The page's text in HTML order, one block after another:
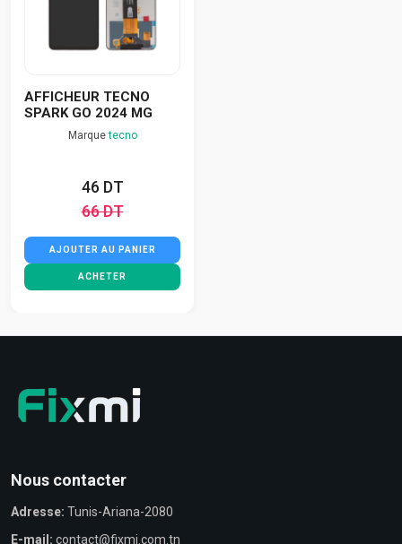
AFFICHEUR TECNO
SPARK GO 2024 MG
Marquetecno
46 DT
66 DT
AJOUTER AU PANIER
ACHETER
Nous contacter
Adresse: Tunis-Ariana-2080
E-mail: contact@fixmi.com.tn